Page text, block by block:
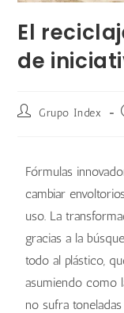
El
de
Grupo Index
Fórmulas
cambiar
uso. La
gracias a la
todo al plástico,
asumiendo como
no sufra